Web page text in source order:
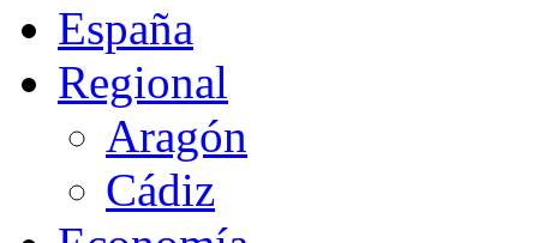
España
Regional
Aragón
Cádiz